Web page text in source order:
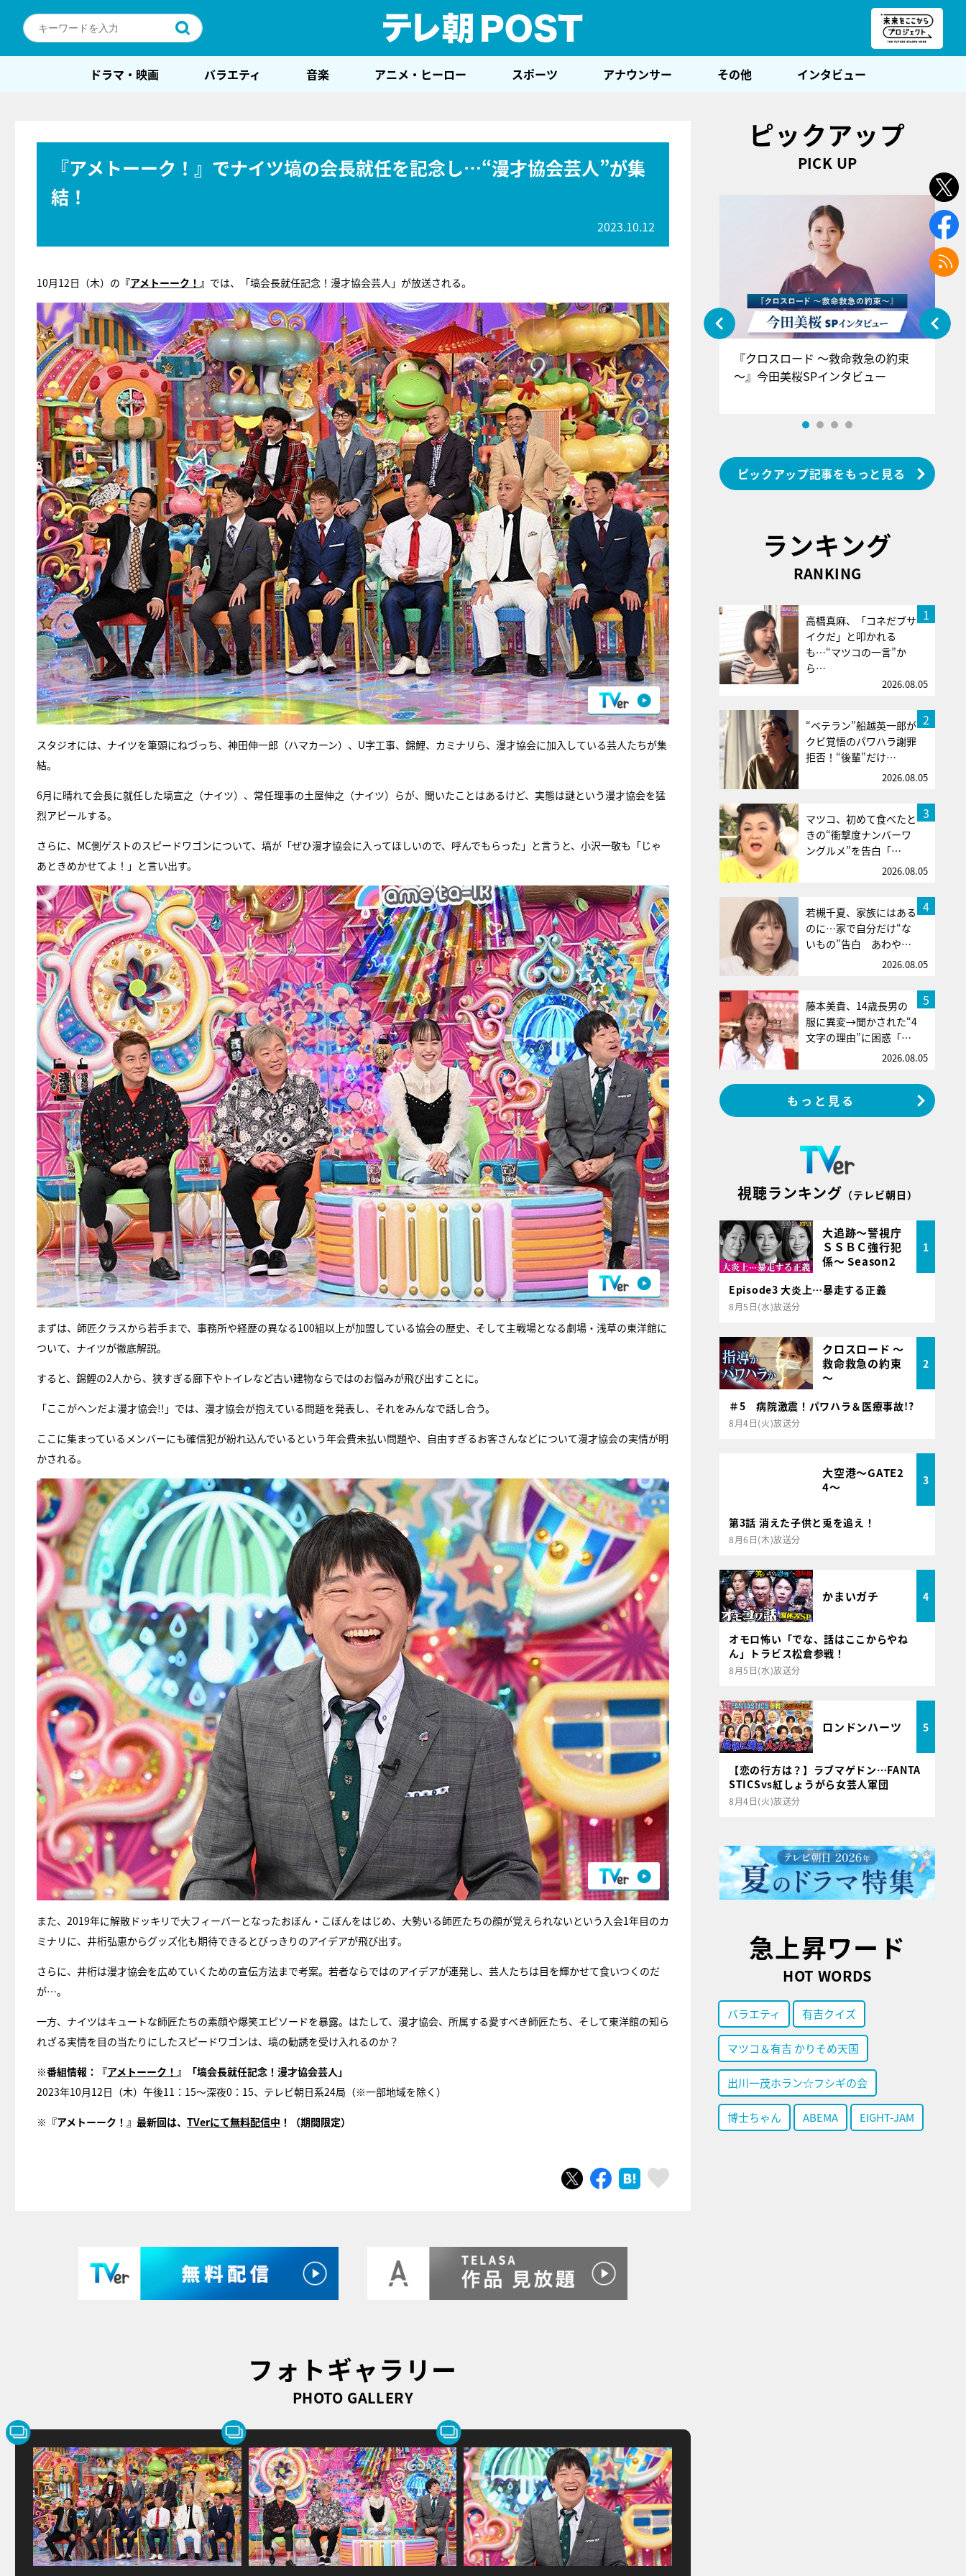
ドラマ・映画 バラエティ 音楽 アニメ・ヒーロー スポーツ アナウンサー その他 インタビュー
『アメトーーク！』でナイツ塙の会長就任を記念し…“漫才協会芸人”が集
結！
2023.10.12
10月12日（木）の 『アメトーーク！ 』 では、「塙会長就任記念！漫才協会芸人」が放送される。
スタジオには、ナイツを筆頭にねづっち、神田伸一郎（ハマカーン）、U字工事、錦鯉、カミナリら、漫才協会に加入している芸人たちが集
結。
6月に晴れて会長に就任した塙宣之（ナイツ）、常任理事の土屋伸之（ナイツ）らが、聞いたことはあるけど、実態は謎という漫才協会を猛
烈アピールする。
さらに、MC側ゲストのスピードワゴンについて、塙が「ぜひ漫才協会に入ってほしいので、呼んでもらった」と言うと、小沢一敬も「じゃ
あときめかせてよ！」と言い出す。
まずは、師匠クラスから若手まで、事務所や経歴の異なる100組以上が加盟している協会の歴史、そして主戦場となる劇場・浅草の東洋館に
ついて、ナイツが徹底解説。
すると、錦鯉の2人から、狭すぎる廊下やトイレなど古い建物ならではのお悩みが飛び出すことに。
「ここがヘンだよ漫才協会!!」では、漫才協会が抱えている問題を発表し、それをみんなで話し合う。
ここに集まっているメンバーにも確信犯が紛れ込んでいるという年会費未払い問題や、自由すぎるお客さんなどについて漫才協会の実情が明
かされる。
また、2019年に解散ドッキリで大フィーバーとなったおぼん・こぼんをはじめ、大勢いる師匠たちの顔が覚えられないという入会1年目のカ
ミナリに、井桁弘恵からグッズ化も期待できるとびっきりのアイデアが飛び出す。
さらに、井桁は漫才協会を広めていくための宣伝方法まで考案。若者ならではのアイデアが連発し、芸人たちは目を輝かせて食いつくのだ
が…。
一方、ナイツはキュートな師匠たちの素顔や爆笑エピソードを暴露。はたして、漫才協会、所属する愛すべき師匠たち、そして東洋館の知ら
れざる実情を目の当たりにしたスピードワゴンは、塙の勧誘を受け入れるのか？
※番組情報：『アメトーーク！ 』「塙会長就任記念！漫才協会芸人」
2023年10月12日（木）午後11：15～深夜0：15、テレビ朝日系24局（※一部地域を除く）
※『アメトーーク！』最新回は、 TVerにて無料配信中 ！（期間限定）
ツイートシェア はてブ
フォトギャラリー
PHOTO GALLERY
ピックアップ
PICK UP
『アイ＝ラブ！げーみんぐ』＝LOV
E齋藤樹愛羅＆佐々木舞香SPインタ
ビュー
『クロスロード ～救命救急の約束
～』今田美桜SPインタビュー
ピックアップ記事をもっと見る
ランキング
RANKING
1
高橋真麻、「コネだブサ
イクだ」と叩かれる
も…“マツコの一言”か
ら…
2026.08.05
2
“ベテラン”船越英一郎が
クビ覚悟のパワハラ謝罪
拒否！“後輩”だけ…
2026.08.05
3
マツコ、初めて食べたと
きの“衝撃度ナンバーワ
ングルメ”を告白「…
2026.08.05
4
若槻千夏、家族にはある
のに…家で自分だけ“な
いもの”告白 あわや…
2026.08.05
5
藤本美貴、14歳長男の
服に異変→聞かされた“4
文字の理由”に困惑「…
2026.08.05
もっと見る
視聴ランキング （テレビ朝日）
大追跡～警視庁
ＳＳＢＣ強行犯
係～ Season2
1
Episode3 大炎上…暴走する正義
8月5日(水)放送分
クロスロード ～
救命救急の約束
～
2
＃5 病院激震！パワハラ＆医療事故!?
8月4日(火)放送分
大空港～GATE2
4～
3
第3話 消えた子供と兎を追え！
8月6日(木)放送分
かまいガチ 4
オモロ怖い「でな、話はここからやね
ん」トラビス松倉参戦！
8月5日(水)放送分
ロンドンハーツ 5
【恋の行方は？】ラブマゲドン…FANTA
STICSvs紅しょうがら女芸人軍団
8月4日(火)放送分
急上昇ワード
HOT WORDS
バラエティ 有吉クイズ
マツコ＆有吉 かりそめ天国
出川一茂ホラン☆フシギの会
博士ちゃん ABEMA EIGHT-JAM